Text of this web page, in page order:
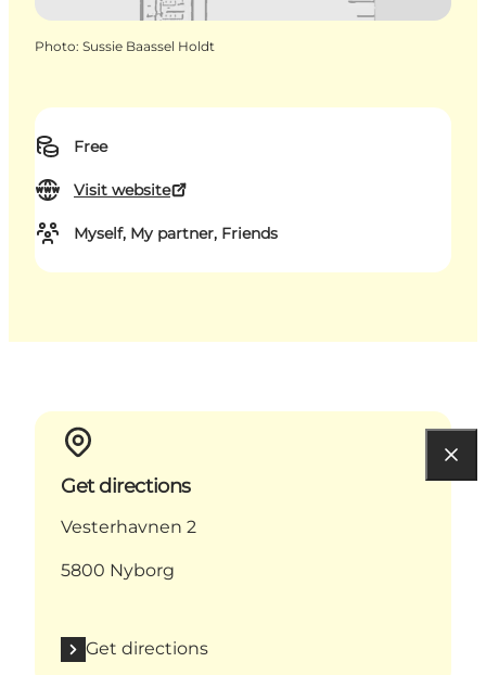
Free
Visit website
Myself, My partner, Friends
Photo: Sussie Baassel Holdt
Get directions
Vesterhavnen 2
5800 Nyborg
Get directions